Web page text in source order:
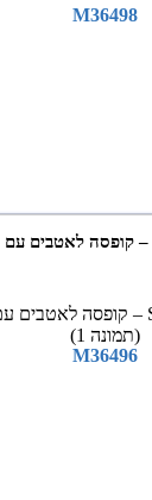
M36498
M36496